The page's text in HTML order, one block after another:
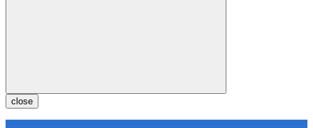
close